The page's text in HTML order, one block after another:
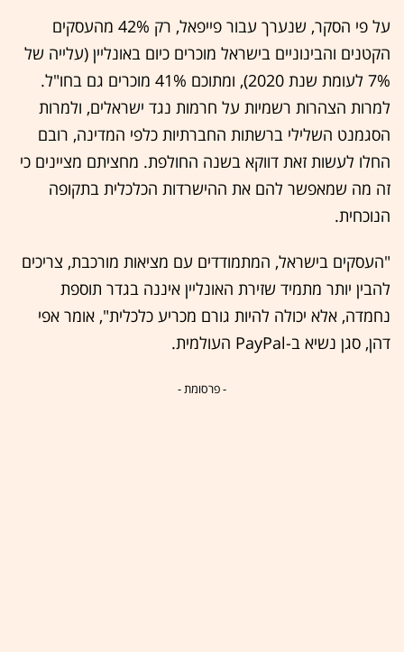
על פי הסקר, שנערך עבור פייפאל, רק 42% מהעסקים
הקטנים והבינוניים בישראל מוכרים כיום באונליין (עלייה של
7% לעומת שנת 2020), ומתוכם 41% מוכרים גם בחו"ל.
למרות הצהרות רשמיות על חרמות נגד ישראלים, ולמרות
הסגמנט השלילי ברשתות החברתיות כלפי המדינה, רובם
החלו לעשות זאת דווקא בשנה החולפת. מחציתם מציינים כי
זה מה שמאפשר להם את ההישרדות הכלכלית בתקופה
הנוכחית.
"העסקים בישראל, המתמודדים עם מציאות מורכבת, צריכים
להבין יותר מתמיד שזירת האונליין איננה בגדר תוספת
נחמדה, אלא יכולה להיות גורם מכריע כלכלית", אומר אפי
דהן, סגן נשיא ב-PayPal העולמית.
- פרסומת -